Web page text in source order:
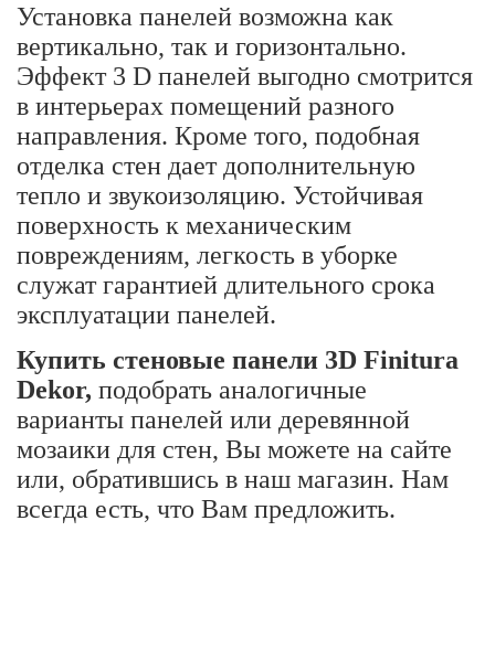
Установка панелей возможна как
вертикально, так и горизонтально.
Эффект 3 D панелей выгодно смотрится
в интерьерах помещений разного
направления. Кроме того, подобная
отделка стен дает дополнительную
тепло и звукоизоляцию. Устойчивая
поверхность к механическим
повреждениям, легкость в уборке
служат гарантией длительного срока
эксплуатации панелей.
Купить стеновые панели 3D Finitura
Dekor, подобрать аналогичные
варианты панелей или деревянной
мозаики для стен, Вы можете на сайте
или, обратившись в наш магазин. Нам
всегда есть, что Вам предложить.